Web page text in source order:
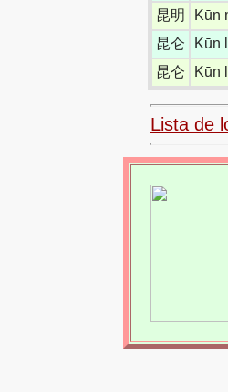
昆明
Kūn
昆仑
Kūn
昆仑
Kūn
Lista de